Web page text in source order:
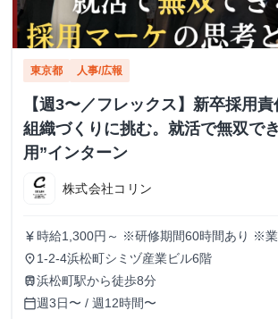
東京都 人事/広報
【週3〜／フレックス】新卒採用
組織づくりに挑む。就活で無双で
用”インターン
株式会社コリン
currency_yen 時給1,300円～ ※研修期間60時間あり ※業
況により決定
place 1-2-4浜松町シミヅ産業ビル6階
train浜松町駅から徒歩8分
calendar_today週3日〜 / 週12時間〜